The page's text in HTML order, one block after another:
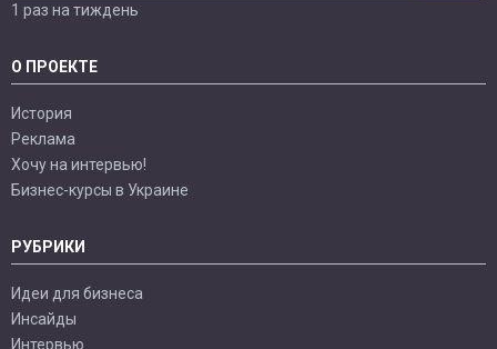
1 раз на тиждень
О ПРОЕКТЕ
История
Реклама
Хочу на интервью!
Бизнес-курсы в Украине
РУБРИКИ
Идеи для бизнеса
Инсайды
Интервью